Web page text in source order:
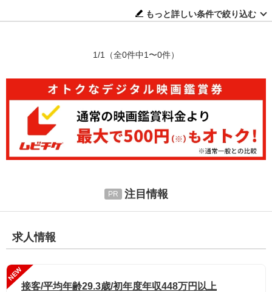
もっと詳しい条件で絞り込む
1/1 （全0件中1〜0件）
注目情報
求人情報
NEW
接客/平均年齢29.3歳/初年度年収448万円以上